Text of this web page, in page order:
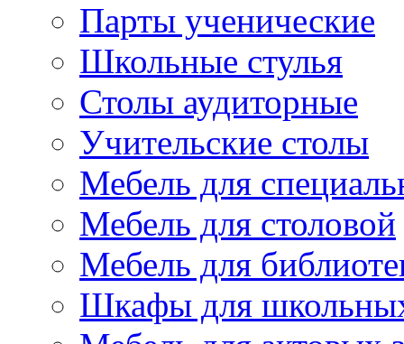
Парты ученические
Школьные стулья
Столы аудиторные
Учительские столы
Мебель для
Мебель для столовой
Мебель для
Шкафы для